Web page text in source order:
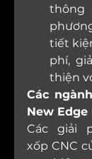
thông
tiết
phí,
thiện
Các
New Edge
Các giải
xốp CNC